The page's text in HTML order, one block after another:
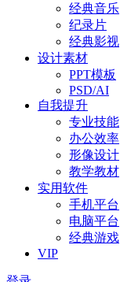
经典音乐
纪录片
经典影视
设计素材
PPT模板
PSD/AI
自我提升
专业技能
办公效率
形像设计
教学教材
实用软件
手机平台
电脑平台
经典游戏
VIP